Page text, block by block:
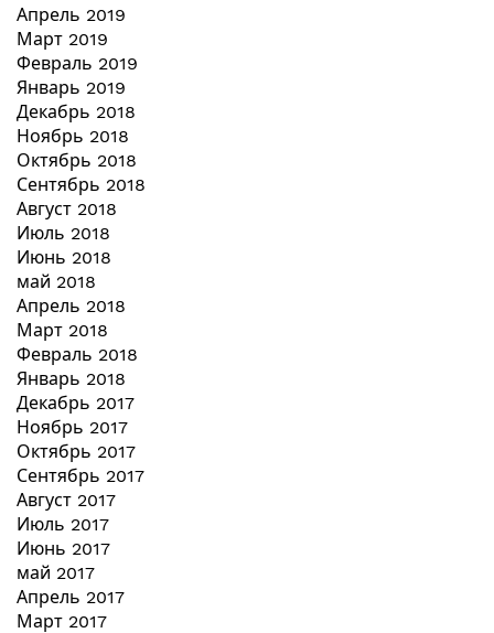
Апрель 2019
Март 2019
Февраль 2019
Январь 2019
Декабрь 2018
Ноябрь 2018
Октябрь 2018
Сентябрь 2018
Август 2018
Июль 2018
Июнь 2018
май 2018
Апрель 2018
Март 2018
Февраль 2018
Январь 2018
Декабрь 2017
Ноябрь 2017
Октябрь 2017
Сентябрь 2017
Август 2017
Июль 2017
Июнь 2017
май 2017
Апрель 2017
Март 2017